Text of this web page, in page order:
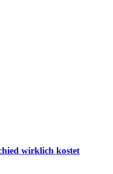
wirklich kostet